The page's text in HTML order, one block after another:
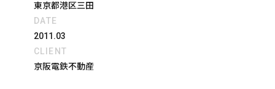
東京都港区三田
DATE
2011.03
CLIENT
京阪電鉄不動産